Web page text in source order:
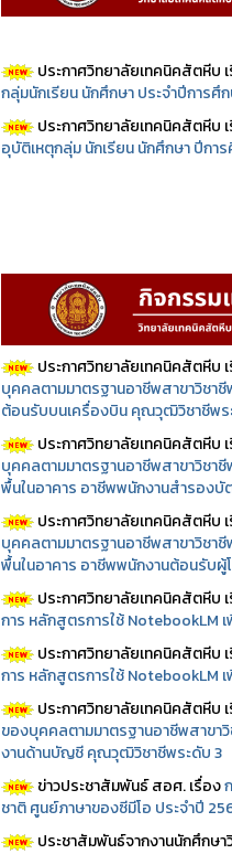
ประกาศวิทยาลัยเทคนิคสัตหีบ
กลุ่มนักเรียน นักศึกษา ประจำปีการศึ
ประกาศวิทยาลัยเทคนิคสัตหีบ
อุบัติเหตุกลุ่ม นักเรียน นักศึกษา ปีกา
ประกาศวิทยาลัยเทคนิคสัตหีบ
บุคคลตามมาตรฐานอาชีพสาขาวิชา
ต้อนรับบนเครื่องบิน คุณวุฒิวิชาชีพร
ประกาศวิทยาลัยเทคนิคสัตหีบ
บุคคลตามมาตรฐานอาชีพสาขาวิชา
พื้นในอาคาร อาชีพพนักงานสำรอง
ประกาศวิทยาลัยเทคนิคสัตหีบ
บุคคลตามมาตรฐานอาชีพสาขาวิชา
พื้นในอาคาร อาชีพพนักงานต้อนรับ
ประกาศวิทยาลัยเทคนิคสัตหีบ
การ หลักสูตรการใช้ NotebookLM
ประกาศวิทยาลัยเทคนิคสัตหีบ
การ หลักสูตรการใช้ NotebookLM
ประกาศวิทยาลัยเทคนิคสัตหีบ
ของบุคคลตามมาตรฐานอาชีพสาขา
งานด้านบัญชี คุณวุฒิวิชาชีพระดับ 3
ข่าวประชาสัมพันธ์ สอศ.เรื่อง
ชาติ ศูนย์ภาษาของซีมีโอ ประจำปี
ประชาสัมพันธ์จากงานนักศึกษา